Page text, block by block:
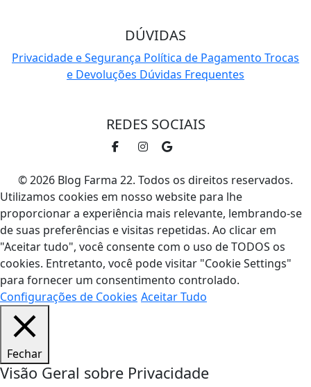
DÚVIDAS
Privacidade e Segurança Política de Pagamento Trocas
e Devoluções Dúvidas Frequentes
REDES SOCIAIS
© 2026 Blog Farma 22. Todos os direitos reservados.
Utilizamos cookies em nosso website para lhe
proporcionar a experiência mais relevante, lembrando-se
de suas preferências e visitas repetidas. Ao clicar em
"Aceitar tudo", você consente com o uso de TODOS os
cookies. Entretanto, você pode visitar "Cookie Settings"
para fornecer um consentimento controlado.
Configurações de Cookies Aceitar Tudo
Fechar
Visão Geral sobre Privacidade